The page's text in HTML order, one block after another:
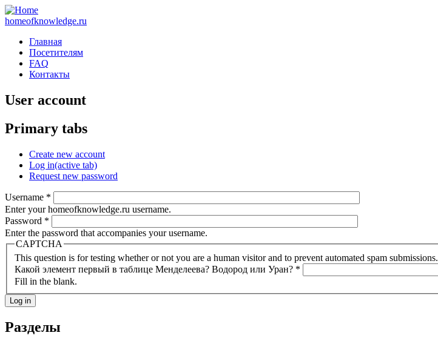
homeofknowledge.ru
Главная
Посетителям
FAQ
Контакты
User account
Primary tabs
Create new account
Log in(active tab)
Request new password
Username *
Enter your homeofknowledge.ru username.
Password *
Enter the password that accompanies your username.
CAPTCHA
This question is for testing whether or not you are a human visitor and to prevent automated spam submissions.
Какой элемент первый в таблице Менделеева? Водород или Уран? *
Fill in the blank.
Разделы